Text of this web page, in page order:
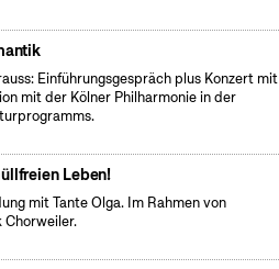
Einführungsgespräch plus Konzert mit
mit der Kölner Philharmonie in der
Leben!
mit Tante Olga. Im Rahmen von